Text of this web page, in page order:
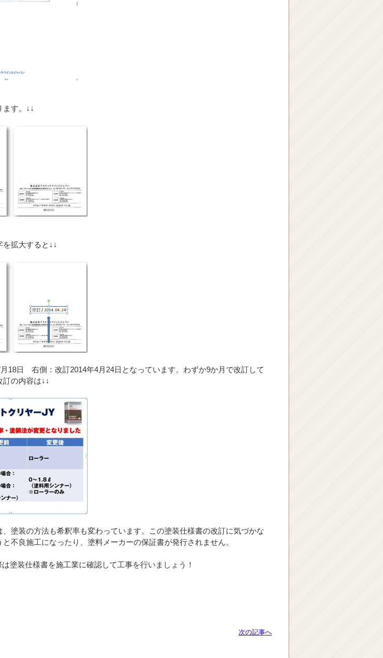
ます。↓↓
を拡大すると↓↓
18日 右側：改訂2014年4月24日となっています。わずか9か月で改訂して
訂の内容は↓↓
、塗装の方法も希釈率も変わっています。この塗装仕様書の改訂に気づかな
不良施工になったり、塗料メーカーの保証書が発行されません。
塗装仕様書を施工業に確認して工事を行いましょう！
次の記事へ